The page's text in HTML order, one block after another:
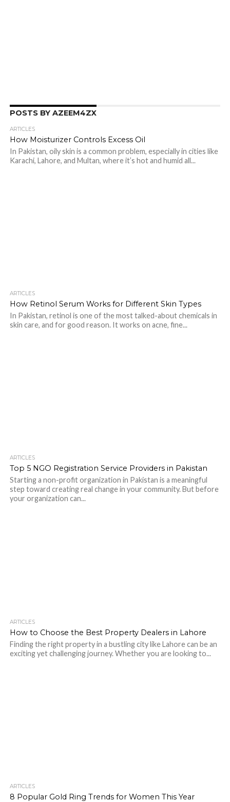
POSTS BY AZEEM4ZX
ARTICLES
How Moisturizer Controls Excess Oil
In Pakistan, oily skin is a common problem, especially in cities like
Karachi, Lahore, and Multan, where it’s hot and humid all...
ARTICLES
How Retinol Serum Works for Different Skin Types
In Pakistan, retinol is one of the most talked-about chemicals in
skin care, and for good reason. It works on acne, fine...
ARTICLES
Top 5 NGO Registration Service Providers in Pakistan
Starting a non-profit organization in Pakistan is a meaningful
step toward creating real change in your community. But before
your organization can...
ARTICLES
How to Choose the Best Property Dealers in Lahore
Finding the right property in a bustling city like Lahore can be an
exciting yet challenging journey. Whether you are looking to...
ARTICLES
8 Popular Gold Ring Trends for Women This Year